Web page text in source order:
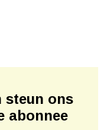
steun ons
abonnee